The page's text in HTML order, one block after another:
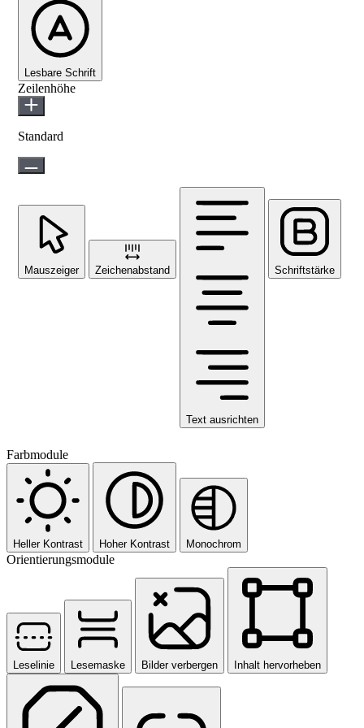
Lesbare Schrift
Zeilenhöhe
Standard
Mauszeiger Zeichenabstand
Text ausrichten
Schriftstärke
Farbmodule
Heller Kontrast Hoher Kontrast Monochrom
Orientierungsmodule
Leselinie Lesemaske Bilder verbergen Inhalt hervorheben